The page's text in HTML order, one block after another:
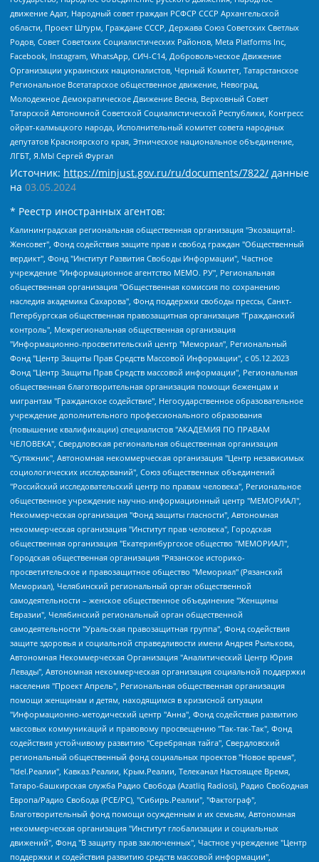
движение Адат, Народный совет граждан РСФСР СССР Архангельской
области, Проект Штурм, Граждане СССР, Держава Союз Советских Светлых
Родов, Совет Советских Социалистических Районов, Meta Platforms Inc,
Facebook, Instagram, WhatsApp, СИЧ-С14, Добровольческое Движение
Организации украинских националистов, Черный Комитет, Татарстанское
Региональное Всетатарское общественное движение, Невоград,
Молодежное Демократическое Движение Весна, Верховный Совет
Татарской Автономной Советской Социалистической Республики, Конгресс
ойрат-калмыцкого народа, Исполнительный комитет совета народных
депутатов Красноярского края, Этническое национальное объединение,
ЛГБТ, Я.МЫ Сергей Фургал
Источник: https://minjust.gov.ru/ru/documents/7822/ данные
на 03.05.2024
* Реестр иностранных агентов:
Калининградская региональная общественная организация "Экозащита!-Женсовет", Фонд содействия защите прав и свобод граждан "Общественный вердикт", Фонд "Институт Развития Свободы Информации", Частное учреждение "Информационное агентство МЕМО. РУ", Региональная общественная организация "Общественная комиссия по сохранению наследия академика Сахарова", Фонд поддержки свободы прессы, Санкт-Петербургская общественная правозащитная организация "Гражданский контроль", Межрегиональная общественная организация "Информационно-просветительский центр "Мемориал", Региональный Фонд "Центр Защиты Прав Средств Массовой Информации", с 05.12.2023 Фонд "Центр Защиты Прав Средств массовой информации", Региональная общественная благотворительная организация помощи беженцам и мигрантам "Гражданское содействие", Негосударственное образовательное учреждение дополнительного профессионального образования (повышение квалификации) специалистов "АКАДЕМИЯ ПО ПРАВАМ ЧЕЛОВЕКА", Свердловская региональная общественная организация "Сутяжник", Автономная некоммерческая организация "Центр независимых социологических исследований", Союз общественных объединений "Российский исследовательский центр по правам человека", Региональное общественное учреждение научно-информационный центр "МЕМОРИАЛ", Некоммерческая организация "Фонд защиты гласности", Автономная некоммерческая организация "Институт прав человека", Городская общественная организация "Екатеринбургское общество "МЕМОРИАЛ", Городская общественная организация "Рязанское историко-просветительское и правозащитное общество "Мемориал" (Рязанский Мемориал), Челябинский региональный орган общественной самодеятельности – женское общественное объединение "Женщины Евразии", Челябинский региональный орган общественной самодеятельности "Уральская правозащитная группа", Фонд содействия защите здоровья и социальной справедливости имени Андрея Рылькова, Автономная Некоммерческая Организация "Аналитический Центр Юрия Левады", Автономная некоммерческая организация социальной поддержки населения "Проект Апрель", Региональная общественная организация помощи женщинам и детям, находящимся в кризисной ситуации "Информационно-методический центр "Анна", Фонд содействия развитию массовых коммуникаций и правовому просвещению "Так-так-Так", Фонд содействия устойчивому развитию "Серебряная тайга", Свердловский региональный общественный фонд социальных проектов "Новое время", "Idel.Реалии", Кавказ.Реалии, Крым.Реалии, Телеканал Настоящее Время, Татаро-башкирская служба Радио Свобода (Azatliq Radiosi), Радио Свободная Европа/Радио Свобода (PCE/PC), "Сибирь.Реалии", "Фактограф", Благотворительный фонд помощи осужденным и их семьям, Автономная некоммерческая организация "Институт глобализации и социальных движений", Фонд "В защиту прав заключенных", Частное учреждение "Центр поддержки и содействия развитию средств массовой информации", Пензенский региональный общественный благотворительный фонд "Гражданский союз", "Север.Реалии", Некоммерческая организация Фонд "Правовая инициатива", Общество с ограниченной ответственностью "Радио Свободная Европа/Радио Свобода", Чешское информационное агентство "MEDIUM-ORIENT", Красноярская региональная общественная организация "Мы против СПИДа", Камалягин Денис Николаевич, Маркелов Сергей Евгеньевич, Пономарев Лев Александрович, Савицкая Людмила Алексеевна, Автономная некоммерческая организация "Центр по работе с проблемой насилия "НАСИЛИЮ.НЕТ", Межрегиональный профессиональный союз работников здравоохранения "Альянс врачей", Юридическое лицо, зарегистрированное в Латвийской Республике, SIA "Medusa Project" (регистрационный номер 40103797863, дата регистрации 10.06.2014), Некоммерческая организация "Фонд по борьбе с коррупцией", Автономная некоммерческая организация "Институт права и публичной политики", Баданин Роман Сергеевич, Гликин Максим Александрович, Железнова Мария Михайловна, Лукьянова Юлия Сергеевна, Маетная Елизавета Витальевна, Маняхин Петр Борисович, Чуракова Ольга Владимировна, Ярош Юлия Петровна, Юридическое лицо "The Insider SIA", зарегистрированное в Риге, Латвийская Республика (дата регистрации 26.06.2015), являющееся администратором доменного имени интернет-издания "The Insider SIA", https://theins.ru, Постернак Алексей Евгеньевич, Рубин Михаил Аркадьевич, Анин Роман Александрович, Юридическое лицо Istories fonds, зарегистрированное в Латвийской Республике (регистрационный номер 50008295751, дата регистрации 24.02.2020), Великовский Дмитрий Александрович, Долинина Ирина Николаевна, Мароховская Алеся Алексеевна, Шлейнов Роман Юрьевич, Шмагун Олеся Валентиновна, Общество с ограниченной ответственностью "Альтаир 2021", Общество с ограниченной ответственностью "Вега 2021", Общество с ограниченной ответственностью "Главный редактор 2021", Общество с ограниченной ответственностью "Ромашки монолит", Важенков Артем Валерьевич, Ивановская областная общественная организация "Центр гендерных исследований", Гурман Юрий Альбертович, Медиапроект "ОВД-Инфо", Егоров Владимир Владимирович, Жилинский Владимир Александрович, Общество с ограниченной ответственностью "ЗП", Иванова София Юрьевна, Карезина Инна Павловна, Кильтау Екатерина Викторовна, Петров Алексей Викторович, Пискунов Сергей Евгеньевич, Смирнов Сергей Сергеевич, Тихонов Михаил Сергеевич, Общество с ограниченной ответственностью "ЖУРНАЛИСТ-ИНОСТРАННЫЙ АГЕНТ", Арапова Галина Юрьевна, Вольтская Татьяна Анатольевна, Американская компания "Mason G.E.S. Anonymous Foundation" (США), являющаяся владельцем интернет-издания https://mnews.world/, Компания "Stichting Bellingcat", зарегистрированная в Нидерландах (дата регистрации 11.07.2018), Захаров Андрей Вячеславович, Клепиковская Екатерина Дмитриевна, Общество с ограниченной ответственностью "МЕМО", Перл Роман Александрович, Симонов Евгений Алексеевич, Соловьева Елена Анатольевна, Сотников Даниил Владимирович, Сурначева Елизавета Дмитриевна, Автономная некоммерческая организация по защите прав человека и информированию населения "Якутия – Наше Мнение", Общество с ограниченной ответственностью "Москоу диджитал медиа", с 26.01.2023 Общество с ограниченной ответственностью "Чайка Белые сады", Ветошкина Валерия Валерьевна, Заговора Максим Александрович, Межрегиональное общественное движение "Российская ЛГБТ - сеть", Оленичев Максим Владимирович, Павлов Иван Юрьевич, Скворцова Елена Сергеевна, Общество с ограниченной ответственностью "Как бы инагент", Кочетков Игорь Викторович, Общество с ограниченной ответственностью "Честные выборы", Еланчик Олег Александрович, Общество с ограниченной ответственностью "Нобелевский призыв", Гималова Регина Эмилевна, Григорьев Андрей Валерьевич, Григорьева Алина Александровна, Ассоциация по содействию защите прав призывников, альтернативнослужащих и военнослужащих "Правозащитная группа "Гражданин.Армия.Право", Хисамова Регина Фаритовна, Автономная некоммерческая организация по реализации социально-правовых программ "Лилит", Дальневосточное общественное движение "Маяк", Санкт-Петербургская ЛГБТ-инициативная группа "Выход", Инициативная группа ЛГБТ+ "Реверс", Алексеев Андрей Викторович, Бекбулатова Таисия Львовна, Беляев Иван Михайлович, Владыкина Елена Сергеевна, Гельман Марат Александрович, Никульшина Вероника Юрьевна, Толоконникова Надежда Андреевна, Шендерович Виктор Анатольевич, Общество с ограниченной ответственностью "Данное сообщение", Общество с ограниченной ответственностью Издательский дом "Новая глава", Айнбиндер Александра Александровна, Московский комьюнити-центр для ЛГБТ+инициатив, Благотворительный фонд развития филантропии, Deutsche Welle (Германия, Kurt-Schumacher-Strasse 3, 53113 Bonn), Борзунова Мария Михайловна, Воробьев Виктор Викторович, Голубева Анна Львовна, Константинова Алла Михайловна, Малкова Ирина Владимировна, Мурадов Мурад Абдулгалимович, Осетинская Елизавета Николаевна, Понасенков Евгений Николаевич, Ганапольский Матвей Юрьевич, Киселев Евгений Алексеевич, Борухович Ирина Григорьевна, Дремин Иван Тимофеевич, Дубровский Дмитрий Викторович, Красноярская региональная общественная организация поддержки и развития альтернативных образовательных технологий и межкультурных коммуникаций "ИНТЕРРА", Маяковская Екатерина Алексеевна, Фейгин Марк Захарович, Филимонов Андрей Викторович, Дзугкоева Регина Николаевна, Доброхотов Роман Александрович, Дудь Юрий Александрович, Елкин Сергей Владимирович, Кругликов Кирилл Игоревич, Сабунаева Мария Леонидовна, Семенов Алексей Владимирович, Шаинян Карен Багратович, Шульман Екатерина Михайловна, Асафьев Артур Валерьевич, Вахштайн Виктор Семенович, Венедиктов Алексей Алексеевич, Лушникова Екатерина Евгеньевна, Волков Леонид Михайлович, Невзоров Александр Глебович, Пархоменко Сергей Борисович, Сироткин Ярослав Николаевич, Кара-Мурза Владимир Владимирович, Баранова Наталья Владимировна, Гозман Леонид Яковлевич, Кагарлицкий Борис Юльевич, Климарев Михаил Валерьевич, Милов Владимир Станиславович, Автономная некоммерческая организация Краснодарский центр современного искусства "Типография", Моргенштерн Алишер Тагирович, Соболь Любовь Эдуардовна, Общество с ограниченной ответственностью "ЛИЗА НОРМ", Каспаров Гарри Кимович, Ходорковский Михаил Борисович, Общество с ограниченной ответственностью "Апрельские тезисы", Данилович Ирина Брониславовна, Кашин Олег Владимирович, Петров Николай Владимирович, Пивоваров Алексей Владимирович, Соколов Михаил Владимирович, Цветкова Юлия Владимировна, Чичваркин Евгений Александрович, Комитет против пыток/Команда против пыток, Общество с ограниченной ответственностью "Первый научный", Общество с ограниченной ответственностью "Вертолет и ко", Белоцерковская Вероника Борисовна, Кац Максим Евгеньевич, Лазарева Татьяна Юрьевна, Шаведдинов Руслан Табризович, Яшин Илья Валерьевич, Общество с ограниченной ответственностью "Иноагент ААВ", Алешковский Дмитрий Петрович, Альбац Евгения Марковна, Быков Дмитрий Львович, Галямина Юлия Евгеньевна, Лойко Сергей Леонидович, Мартынов Кирилл Константинович, Медведев Сергей Александрович, Крашенинников Федор Геннадиевич, Гордеева Катерина Вл